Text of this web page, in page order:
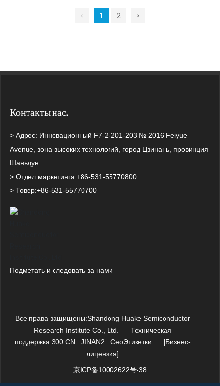
и специально разработана в соответствии с
< 1 2 >
Контакты нас.
> Адрес: Инновационный F7-2-201-203 № 2016 Feiyue
Avenue, зона высоких технологий, город Цзинань, провинция
Шаньдун
> Отдел маркетинга:+86-531-55770800
> Товер:+86-531-55770700
Подметать и следовать за нами
Все права защищены:Shandong Huake Semiconductor
Research Institute Co., Ltd. Техническая
поддержка:300.CN JINAN2 СеоЭтикетки
[Бизнес-
лицензия]
京ICP备10002622号-38